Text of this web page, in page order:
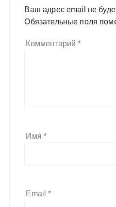
Ваш адрес email не
Обязательные поля
Комментарий*
Имя*
Email*